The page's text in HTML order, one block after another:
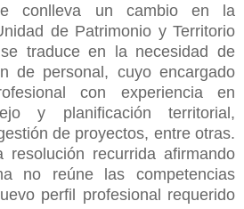
conlleva un cambio en la
de Patrimonio y Territorio
traduce en la necesidad de
de personal, cuyo encargado
con experiencia en
y planificación territorial,
de proyectos, entre otras.
resolución recurrida afirmando
no reúne las competencias
perfil profesional requerido